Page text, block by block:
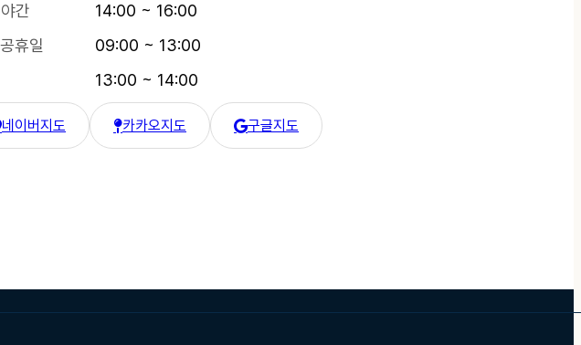
간
14:00 ~ 16:00
휴일
09:00 ~ 13:00
13:00 ~ 14:00
네이버지도
강수병원 네이버 지도카카오지도
한강수병원 카카오 지도구글지도
한강수병원 구글 지도